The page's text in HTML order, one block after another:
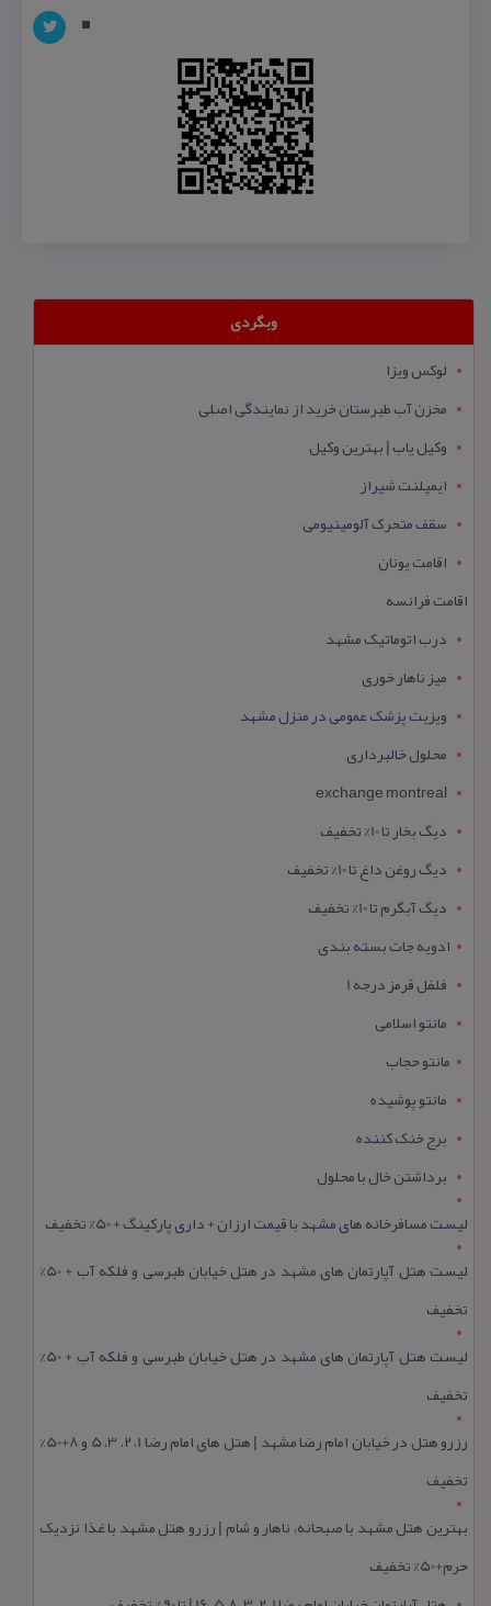
وبگردی
لوکس ویزا
مخزن آب طبرستان خرید از نمایندگی اصلی
وکیل یاب | بهترین وکیل
ایمپلنت شیراز
سقف متحرک آلومینیومی
اقامت یونان
اقامت فرانسه
درب اتوماتیک مشهد
میز ناهار خوری
ویزیت پزشک عمومی در منزل مشهد
محلول خالبرداری
exchange montreal
دیگ بخار تا 10% تخفیف
دیگ روغن داغ تا 10% تخفیف
دیگ آبگرم تا 10% تخفیف
ادویه جات بسته بندی
فلفل قرمز درجه 1
مانتو اسلامی
مانتو حجاب
مانتو پوشیده
برج خنک کننده
برداشتن خال با محلول
لیست مسافرخانه های مشهد با قیمت ارزان + داری پارکینگ + 50% تخفیف
لیست هتل آپارتمان های مشهد در هتل خیابان طبرسی و فلکه آب + 50%
تخفیف
لیست هتل آپارتمان های مشهد در هتل خیابان طبرسی و فلکه آب + 50%
تخفیف
رزرو هتل در خیابان امام رضا مشهد | هتل‌ های امام رضا 1، 2، 3، 5 و 8+50%
تخفیف
بهترین هتل مشهد با صبحانه، ناهار و شام | رزرو هتل مشهد با غذا نزدیک
حرم+50% تخفیف